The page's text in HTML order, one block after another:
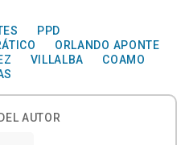
PPD
ORLANDO APONTE
VILLALBA
COAMO
AUTOR